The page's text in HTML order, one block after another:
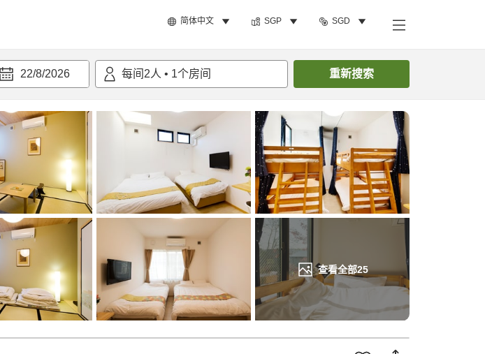
简体中文 SGP SGD
22/8/2026 每间 2人 • 1个房间 重新搜索
查看全部25
搜索客房